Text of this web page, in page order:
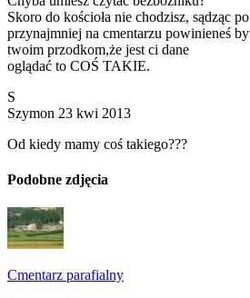
Skoro do kościoła nie chodzisz, sądząc
przynajmniej na cmentarzu powinieneś
twoim przodkom,że jest ci dane
oglądać to COŚ TAKIE.
S
Szymon 23 kwi 2013
Od kiedy mamy coś takiego???
Podobne zdjęcia
Cmentarz parafialny